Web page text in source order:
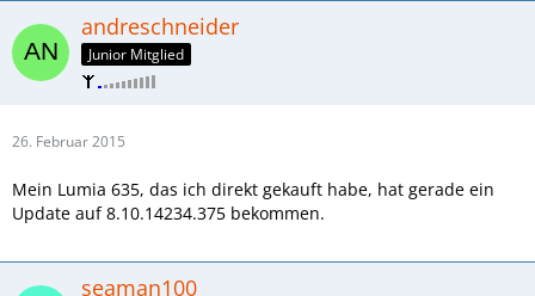
andreschneider
Junior Mitglied
26. Februar 2015
Mein Lumia 635, das ich direkt gekauft habe, hat gerade ein
Update auf 8.10.14234.375 bekommen.
seaman100